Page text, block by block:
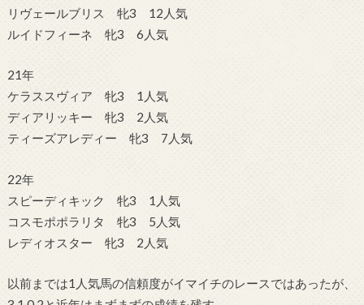
リヴェールブリス 牝3 12人気
ルイドフィーネ 牝3 6人気
21年
ケラススヴィア 牝3 1人気
ディアリッキー 牝3 2人気
ティーズアレディー 牝3 7人気
22年
スピーディキック 牝3 1人気
コスモポポラリタ 牝3 5人気
レディオスター 牝3 2人気
以前までは1人気馬の信頼度がイマイチのレースではあったが、